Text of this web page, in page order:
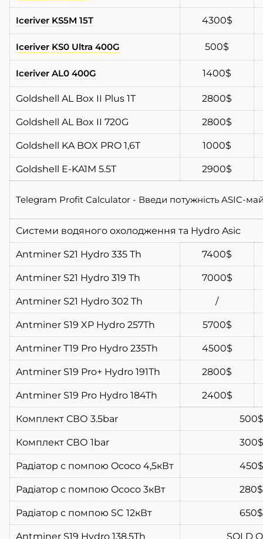
Iceriver KS5M 15T 4300$
Iceriver KS0 Ultra 400G 500$
Iceriver AL0 400G 1400$
Goldshell AL Box II Plus 1T 2800$
Goldshell AL Box II 720G 2800$
Goldshell KA BOX PRO 1,6T 1000$
Goldshell E-KA1M 5.5T 2900$
Telegram Profit Calculator - Введи потужність ASIC-
Системи водяного охолодження та Hydro Asic
Antminer S21 Hydro 335 Th 7400$
Antminer S21 Hydro 319 Th 7000$
Antminer S21 Hydro 302 Th /
Antminer S19 XP Hydro 257Th 5700$
Antminer T19 Pro Hydro 235Th 4500$
Antminer S19 Pro+ Hydro 191Th 2800$
Antminer S19 Pro Hydro 184Th 2400$
Комплект СВО 3.5bar 500$
Комплект СВО 1bar 300$
Радіатор с помпою Ococo 4,5кВт 450$
Радіатор с помпою Ococo 3кВт 280$
Радіатор с помпою SC 12кВт 650$
Antminer S19 Hydro 138,5Th SOLD